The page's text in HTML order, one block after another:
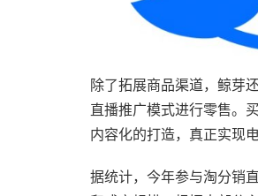
除了拓展商品渠道，鲸芽
直播推广模式进行零售。
内容化的打造，真正实现
据统计，今年参与淘分销